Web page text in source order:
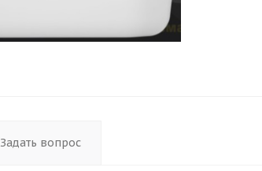
Задать вопрос